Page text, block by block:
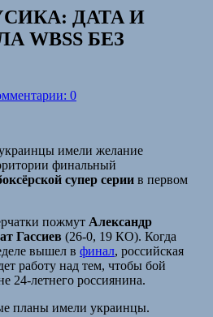
ДАТА И
WBSS БЕЗ
0
имели желание
финальный
супер серии в первом
пожмут Александр
Гассиев (26-0, 19 КО). Когда
вышел в финал, российская
работу над тем, чтобы бой
24-летнего россиянина.
планы имели украинцы.